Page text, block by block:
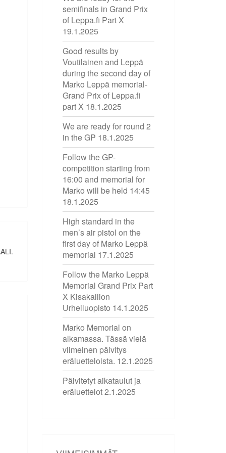
semifinals in Grand Prix
of Leppa.fi Part X
19.1.2025
Good results by
Voutilainen and Leppä
during the second day of
Marko Leppä memorial-
Grand Prix of Leppa.fi
part X 18.1.2025
We are ready for round 2
in the GP 18.1.2025
Follow the GP-
competition starting from
16:00 and memorial for
Marko will be held 14:45
18.1.2025
High standard in the
men’s air pistol on the
first day of Marko Leppä
memorial 17.1.2025
Follow the Marko Leppä
Memorial Grand Prix Part
X Kisakallion
Urheiluopisto 14.1.2025
Marko Memorial on
alkamassa. Tässä vielä
viimeinen päivitys
eräluetteloista. 12.1.2025
Päivitetyt aikataulut ja
eräluettelot2.1.2025